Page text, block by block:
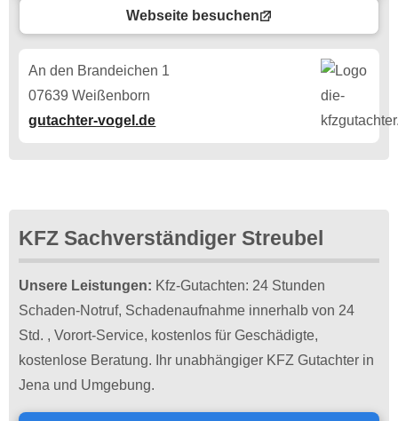
Webseite besuchen
An den Brandeichen 1
07639 Weißenborn
gutachter-vogel.de
KFZ Sachverständiger Streubel
Unsere Leistungen: Kfz-Gutachten: 24 Stunden
Schaden-Notruf, Schadenaufnahme innerhalb von 24
Std. , Vorort-Service, kostenlos für Geschädigte,
kostenlose Beratung. Ihr unabhängiger KFZ Gutachter in
Jena und Umgebung.